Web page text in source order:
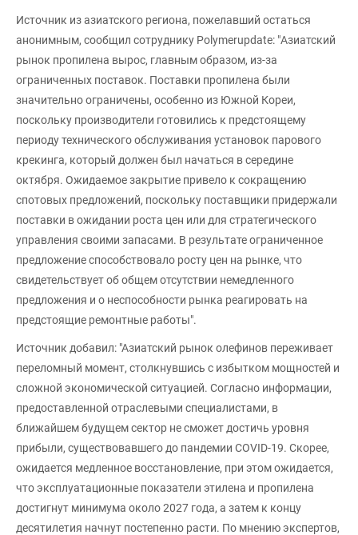
Источник из азиатского региона, пожелавший остаться
анонимным, сообщил сотруднику Polymerupdate: "Азиатский
рынок пропилена вырос, главным образом, из-за
ограниченных поставок. Поставки пропилена были
значительно ограничены, особенно из Южной Кореи,
поскольку производители готовились к предстоящему
периоду технического обслуживания установок парового
крекинга, который должен был начаться в середине
октября. Ожидаемое закрытие привело к сокращению
спотовых предложений, поскольку поставщики придержали
поставки в ожидании роста цен или для стратегического
управления своими запасами. В результате ограниченное
предложение способствовало росту цен на рынке, что
свидетельствует об общем отсутствии немедленного
предложения и о неспособности рынка реагировать на
предстоящие ремонтные работы".
Источник добавил: "Азиатский рынок олефинов переживает
переломный момент, столкнувшись с избытком мощностей и
сложной экономической ситуацией. Согласно информации,
предоставленной отраслевыми специалистами, в
ближайшем будущем сектор не сможет достичь уровня
прибыли, существовавшего до пандемии COVID-19. Скорее,
ожидается медленное восстановление, при этом ожидается,
что эксплуатационные показатели этилена и пропилена
достигнут минимума около 2027 года, а затем к концу
десятилетия начнут постепенно расти. По мнению экспертов,